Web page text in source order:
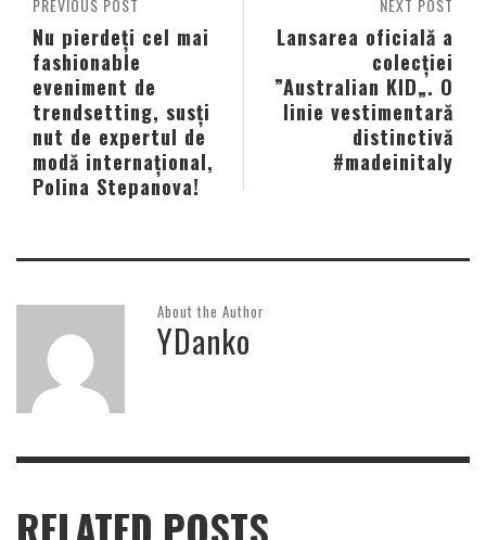
NEXT POST
Lansarea oficială a
colecției
”Australian KID„. O
linie vestimentară
distinctivă
#madeinitaly
PREVIOUS POST
Nu pierdeți cel mai
fashionable
eveniment de
trendsetting, susți
nut de expertul de
modă internațional,
Polina Stepanova!
About the Author
YDanko